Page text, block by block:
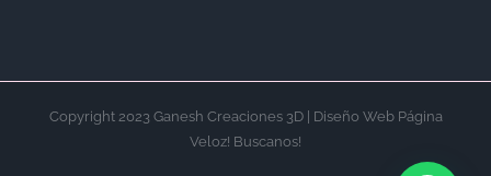
Copyright 2023 Ganesh Creaciones 3D | Diseño Web Página
Veloz! Buscanos!